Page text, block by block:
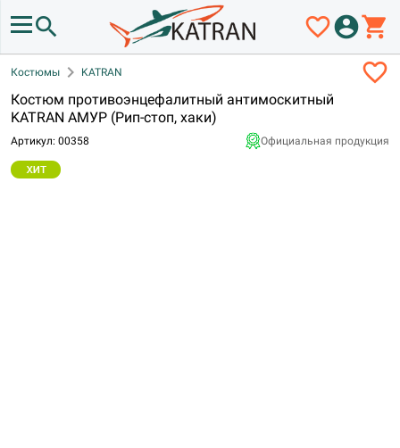
search favorite_borderaccount_circleshopping_cart
Костюмы chevron_right KATRAN favorite_border
Костюм противоэнцефалитный антимоскитный
KATRAN АМУР (Рип-стоп, хаки)
Артикул: 00358 Официальная продукция